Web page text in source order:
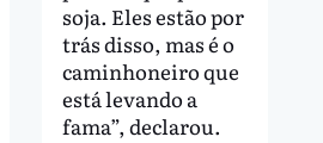
soja. Eles estão por
trás disso, mas é o
caminhoneiro que
está levando a
fama”, declarou.